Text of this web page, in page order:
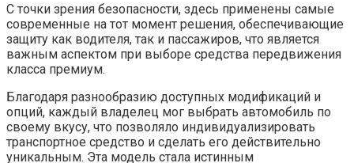
С точки зрения безопасности, здесь применены самые
современные на тот момент решения, обеспечивающие
защиту как водителя, так и пассажиров, что является
важным аспектом при выборе средства передвижения
класса премиум.
Благодаря разнообразию доступных модификаций и
опций, каждый владелец мог выбрать автомобиль по
своему вкусу, что позволяло индивидуализировать
транспортное средство и сделать его действительно
уникальным. Эта модель стала истинным